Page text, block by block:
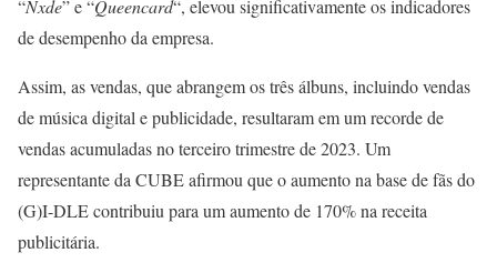
“Nxde” e “Queencard“, elevou significativamente os indicadores
de desempenho da empresa.
Assim, as vendas, que abrangem os três álbuns, incluindo vendas
de música digital e publicidade, resultaram em um recorde de
vendas acumuladas no terceiro trimestre de 2023. Um
representante da CUBE afirmou que o aumento na base de fãs do
(G)I-DLE contribuiu para um aumento de 170% na receita
publicitária.